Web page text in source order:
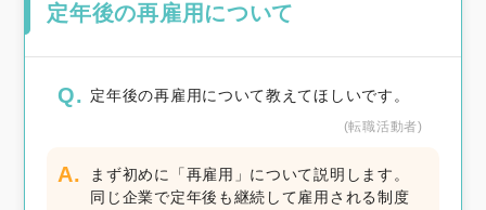
定年後の再雇用について
Q. 定年後の再雇用について教えてほしいです。
(転職活動者)
A.
まず初めに「再雇用」について説明します。
同じ企業で定年後も継続して雇用される制度